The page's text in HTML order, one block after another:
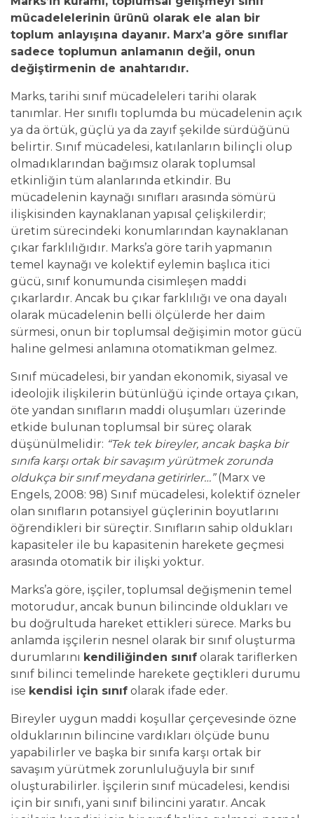
mücadelelerinin ürünü olarak ele alan bir
toplum anlayışına dayanır. Marx’a göre sınıflar
sadece toplumun anlamanın değil, onun
değiştirmenin de anahtarıdır.
Marks, tarihi sınıf mücadeleleri tarihi olarak
tanımlar. Her sınıflı toplumda bu mücadelenin açık
ya da örtük, güçlü ya da zayıf şekilde sürdüğünü
belirtir. Sınıf mücadelesi, katılanların bilinçli olup
olmadıklarından bağımsız olarak toplumsal
etkinliğin tüm alanlarında etkindir. Bu
mücadelenin kaynağı sınıfları arasında sömürü
ilişkisinden kaynaklanan yapısal çelişkilerdir;
üretim sürecindeki konumlarından kaynaklanan
çıkar farklılığıdır. Marks’a göre tarih yapmanın
temel kaynağı ve kolektif eylemin başlıca itici
gücü, sınıf konumunda cisimleşen maddi
çıkarlardır. Ancak bu çıkar farklılığı ve ona dayalı
olarak mücadelenin belli ölçülerde her daim
sürmesi, onun bir toplumsal değişimin motor gücü
haline gelmesi anlamına otomatikman gelmez.
Sınıf mücadelesi, bir yandan ekonomik, siyasal ve
ideolojik ilişkilerin bütünlüğü içinde ortaya çıkan,
öte yandan sınıfların maddi oluşumları üzerinde
etkide bulunan toplumsal bir süreç olarak
düşünülmelidir: “Tek tek bireyler, ancak başka bir
sınıfa karşı ortak bir savaşım yürütmek zorunda
oldukça bir sınıf meydana getirirler…”(Marx ve
Engels, 2008: 98) Sınıf mücadelesi, kolektif özneler
olan sınıfların potansiyel güçlerinin boyutlarını
öğrendikleri bir süreçtir. Sınıfların sahip oldukları
kapasiteler ile bu kapasitenin harekete geçmesi
arasında otomatik bir ilişki yoktur.
Marks’a göre, işçiler, toplumsal değişmenin temel
motorudur, ancak bunun bilincinde oldukları ve
bu doğrultuda hareket ettikleri sürece. Marks bu
anlamda işçilerin nesnel olarak bir sınıf oluşturma
durumlarını kendiliğinden sınıf olarak tariflerken
sınıf bilinci temelinde harekete geçtikleri durumu
ise kendisi için sınıf olarak ifade eder.
Bireyler uygun maddi koşullar çerçevesinde özne
olduklarının bilincine vardıkları ölçüde bunu
yapabilirler ve başka bir sınıfa karşı ortak bir
savaşım yürütmek zorunluluğuyla bir sınıf
oluşturabilirler. İşçilerin sınıf mücadelesi, kendisi
için bir sınıfı, yani sınıf bilincini yaratır. Ancak